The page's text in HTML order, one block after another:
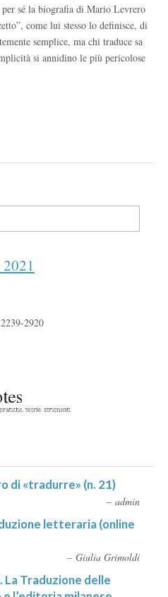
sé la biografia di Mario Levrero
come lui stesso lo definisce, di
semplice, ma chi traduce sa
si annidino le più pericolose
2920
di «tradurre» (n. 21)
admin
letteraria (online
Giulia Grimoldi
La Traduzione delle